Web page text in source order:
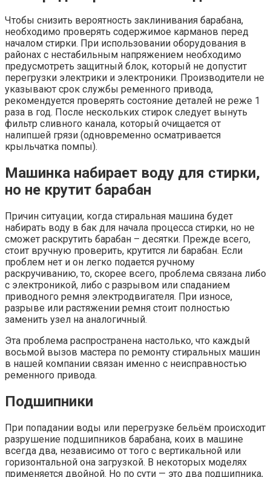
Чтобы снизить вероятность заклинивания барабана,
необходимо проверять содержимое карманов перед
началом стирки. При использовании оборудования в
районах с нестабильным напряжением необходимо
предусмотреть защитный блок, который не допустит
перегрузки электрики и электроники. Производители не
указывают срок службы ременного привода,
рекомендуется проверять состояние деталей не реже 1
раза в год. После нескольких стирок следует вынуть
фильтр сливного канала, который очищается от
налипшей грязи (одновременно осматривается
крыльчатка помпы).
Машинка набирает воду для стирки,
но не крутит барабан
Причин ситуации, когда стиральная машина будет
набирать воду в бак для начала процесса стирки, но не
сможет раскрутить барабан – десятки. Прежде всего,
стоит вручную проверить, крутится ли барабан. Если
проблем нет и он легко подается ручному
раскручиванию, то, скорее всего, проблема связана либо
с электроникой, либо с разрывом или спаданием
приводного ремня электродвигателя. При износе,
разрыве или растяжении ремня стоит полностью
заменить узел на аналогичный.
Эта проблема распространена настолько, что каждый
восьмой вызов мастера по ремонту стиральных машин
в нашей компании связан именно с неисправностью
ременного привода.
Подшипники
При попадании воды или перегрузке бельём происходит
разрушение подшипников барабана, коих в машине
всегда два, независимо от того с вертикальной или
горизонтальной она загрузкой. В некоторых моделях
применяется двойной. Но по сути — это два подшипника,